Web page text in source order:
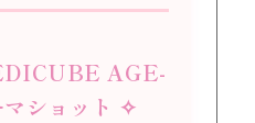
AGE-
ショット ✧